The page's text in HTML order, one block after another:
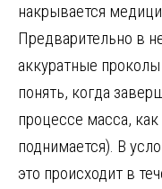
накрывается
Предварительно в
аккуратные
понять, когда
процессе масса,
поднимается). В
это происходит в